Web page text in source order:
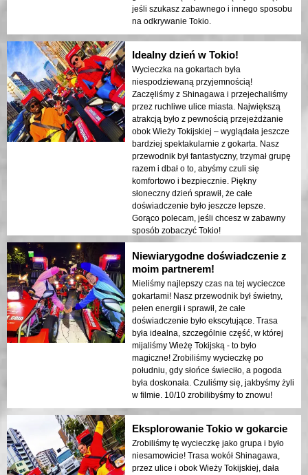
jeśli szukasz zabawnego i innego sposobu
na odkrywanie Tokio.
Idealny dzień w Tokio!
Wycieczka na gokartach była
niespodziewaną przyjemnością!
Zaczęliśmy z Shinagawa i przejechaliśmy
przez ruchliwe ulice miasta. Największą
atrakcją było z pewnością przejeżdżanie
obok Wieży Tokijskiej – wyglądała jeszcze
bardziej spektakularnie z gokarta. Nasz
przewodnik był fantastyczny, trzymał grupę
razem i dbał o to, abyśmy czuli się
komfortowo i bezpiecznie. Piękny
słoneczny dzień sprawił, że całe
doświadczenie było jeszcze lepsze.
Gorąco polecam, jeśli chcesz w zabawny
sposób zobaczyć Tokio!
Niewiarygodne doświadczenie z
moim partnerem!
Mieliśmy najlepszy czas na tej wycieczce
gokartami! Nasz przewodnik był świetny,
pełen energii i sprawił, że całe
doświadczenie było ekscytujące. Trasa
była idealna, szczególnie część, w której
mijaliśmy Wieżę Tokijską - to było
magiczne! Zrobiliśmy wycieczkę po
południu, gdy słońce świeciło, a pogoda
była doskonała. Czuliśmy się, jakbyśmy żyli
w filmie. 10/10 zrobilibyśmy to znowu!
Eksplorowanie Tokio w gokarcie
Zrobiliśmy tę wycieczkę jako grupa i było
niesamowicie! Trasa wokół Shinagawa,
przez ulice i obok Wieży Tokijskiej, dała